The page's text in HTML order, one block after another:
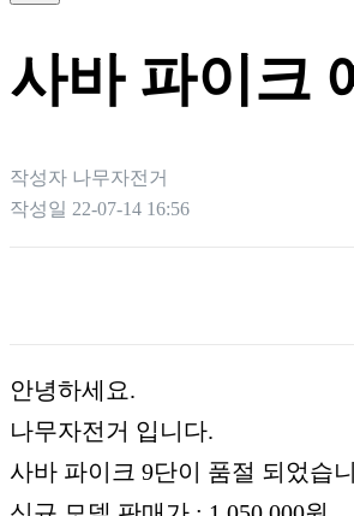
사바 파이크
작성자 나무자전거
작성일 22-07-14 16:56
본문
안녕하세요.
나무자전거 입니다.
사바 파이크 9단이 품절 되었습